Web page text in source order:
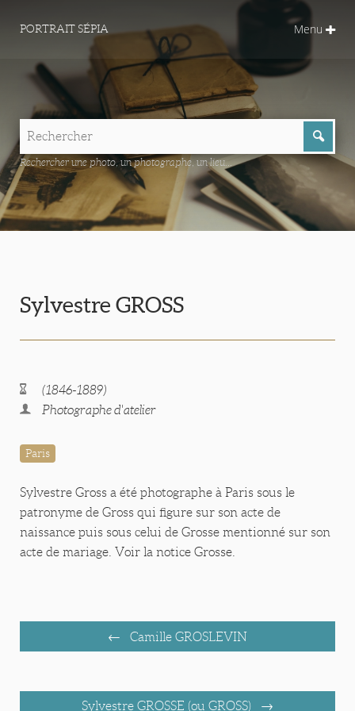
PORTRAIT SÉPIA Menu
Rechercher une photo, un photographe, un lieu...
Sylvestre GROSS
(1846-1889)
Photographe d'atelier
Paris
Sylvestre Gross a été photographe à Paris sous le
patronyme de Gross qui figure sur son acte de
naissance puis sous celui de Grosse mentionné sur son
acte de mariage. Voir la notice Grosse.
Camille GROSLEVIN
Sylvestre GROSSE (ou GROSS)